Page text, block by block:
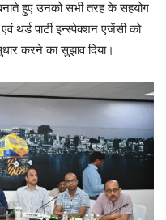
हुए उनको सभी तरह के सहयोग
थर्ड पार्टी इन्स्पेक्शन एजेंसी को
करने का सुझाव दिया।